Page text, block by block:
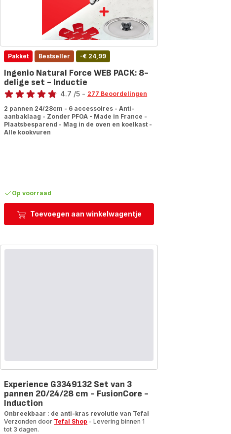
Toevoegen aan winkelwagentje
Pakket Bestseller -€ 24,99
Ingenio Natural Force WEB PACK: 8-
delige set - Inductie
Beoordeling
4.7 /5 - 277 Beoordelingen
2 pannen 24/28cm - 6 accessoires - Anti-
aanbaklaag - Zonder PFOA - Made in France -
Plaatsbesparend - Mag in de oven en koelkast -
Alle kookvuren
Op voorraad
Experience G3349132 Set van 3
pannen 20/24/28 cm - FusionCore -
Induction
Onbreekbaar : de anti-kras revolutie van Tefal
Verzonden door Tefal Shop - Levering binnen 1
tot 3 dagen.